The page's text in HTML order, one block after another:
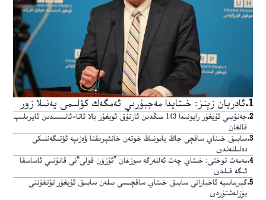
1
.ئادريان زېنز: خىتايدا مەجبۇرىي ئەمگەك كۆلىمى يەنىلا زور
2
.
جەنۇبىي ئۇيغۇر رايونىدا 143 مىڭدىن ئارتۇق ئويغۇر بالا ئاتا-ئانىسىدىن ئايرىلىپ
قالغان
3
.سابىق خىتاي ساقچى جاڭ يابونىڭ خوتەن خانئېرىقتا ۋەزىپە ئۆتىگەنلىكى
دەلىللەندى
4
.مەمەت توختى: خىتاي چەت ئەللەرگە سوزغان ”ئۇزۇن قولى“نى قانۇنىي ئاساسقا
ئىگە قىلدى
5
.گېرمانىيە ئاخباراتى سابىق خىتاي ساقچىسى بىلەن سابىق ئۇيغۇر تۇتقۇننى
يۈزلەشتۈردى